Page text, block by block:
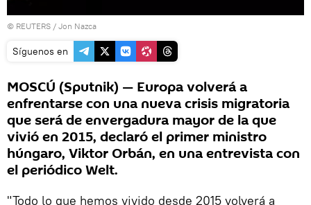
© REUTERS / Jon Nazca
Síguenos en
MOSCÚ (Sputnik) — Europa volverá a
enfrentarse con una nueva crisis migratoria
que será de envergadura mayor de la que
vivió en 2015, declaró el primer ministro
húngaro, Viktor Orbán, en una entrevista con
el periódico Welt.
"Todo lo que hemos vivido desde 2015 volverá a